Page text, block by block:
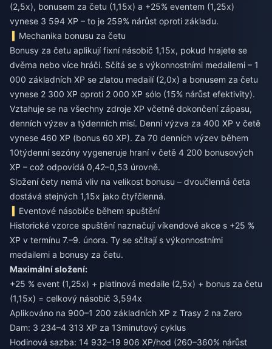
(2,5x), bonusem za četu (1,15x) a +25% eventem (1,25x)
vynese 3 594 XP – to je 259% nárůst oproti základu.
Mechanika bonusu za četu
Bonusy za četu aplikují fixní násobič 1,15x, pokud hrajete se
dvěma nebo více hráči. Sčítá se s výkonnostními medailemi – 1
000 základních XP se zlatou medailí (2,0x) a bonusem za četu
vynese 2 300 XP oproti 2 000 XP sólo (15% nárůst efektivity).
Vztahuje se na všechny zdroje XP včetně dokončení zápasu,
denních výzev a týdenních misí. Denní výzva za 400 XP v četě
vynese 460 XP (bonus 60 XP). Za 70 denních výzev během
10týdenní sezóny vygeneruje hraní v četě 4 200 bonusových
XP – což odpovídá 0,42–0,53 úrovně.
Složení čety nemá vliv na velikost bonusu – dvoučlenná četa
dostává stejných 1,15x jako čtyřčlenná.
Eventové násobiče během spuštění
Historické vzorce spuštění naznačují víkendové akce s +25 %
XP v termínu 7.–9. února. Ty se sčítají s výkonnostními
medailemi a bonusy za četu.
Maximální složení:
+25 % event (1,25x) + platinová medaile (2,5x) + bonus za četu
(1,15x) = celkový násobič 3,594x
Aplikováno na 900–1 200 základních XP z Trasy 2 na Zero
Dam: 3 234–4 313 XP za 13minutový cyklus
Hodinová sazba: 14 932–19 906 XP/hod (260–360% nárůst